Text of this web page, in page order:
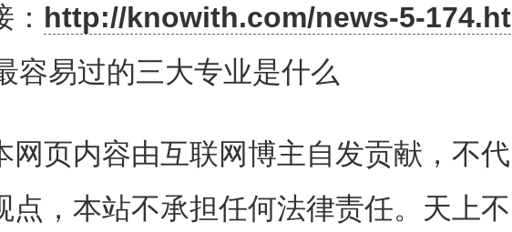
团是国内知名教育品牌培训基地，专业从事
才培养，专注高中生空乘艺考培训。十多年来
训学校为中国民航大学、中国民用航空飞行
民航职业技术学院、等航空院校输送近千名
考文化分数线提高多少
http://knowith.com/news-5-174.ht
容易过的三大专业是什么
网页内容由互联网博主自发贡献，不代
点，本站不承担任何法律责任。天上不